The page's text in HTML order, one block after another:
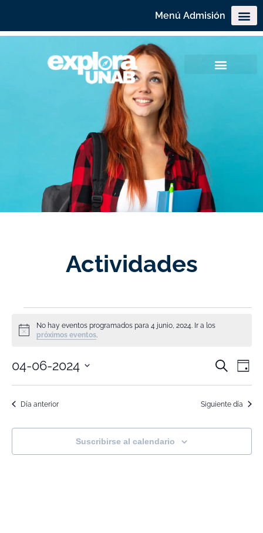
Menú Admisión
Actividades
Aviso
No hay eventos programados para 4 junio, 2024. Ir a los
próximos eventos
de
y
vistas
Buscar
de
de
Día
04-06-2024
la
Día anterior Siguiente día
Suscribirse al calendario